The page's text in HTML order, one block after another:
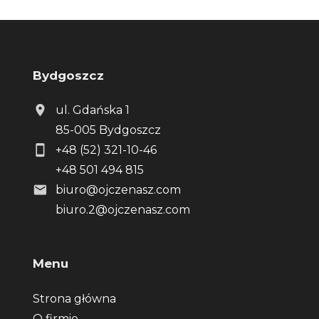
Bydgoszcz
ul. Gdańska 1
85-005 Bydgoszcz
+48 (52) 321-10-46
+48 501 494 815
biuro@ojczenasz.com
biuro.2@ojczenasz.com
Menu
Strona główna